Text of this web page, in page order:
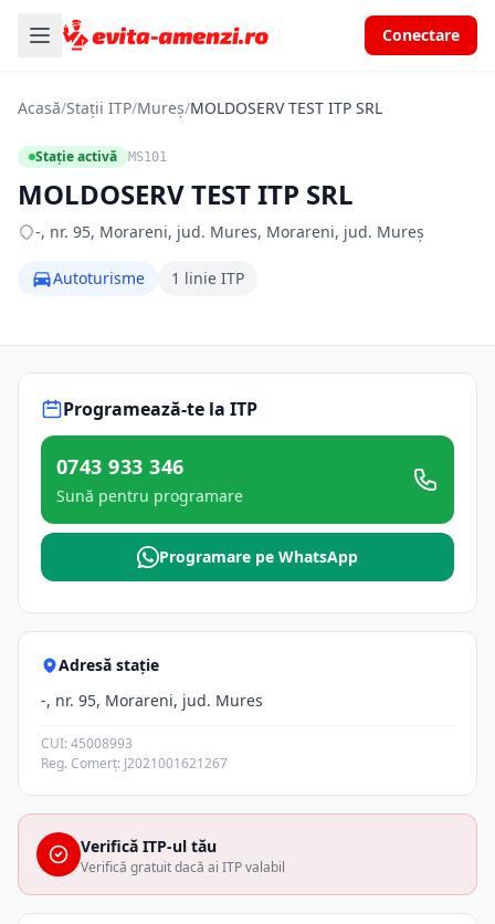
Conectare
Acasă/Stații ITP/Mureș/MOLDOSERV TEST ITP SRL
Stație activă MS101
MOLDOSERV TEST ITP SRL
-, nr. 95, Morareni, jud. Mures, Morareni, jud. Mureș
Autoturisme 1 linie ITP
Programează-te la ITP
0743 933 346
Sună pentru programare
Programare pe WhatsApp
Adresă stație
-, nr. 95, Morareni, jud. Mures
CUI: 45008993
Reg. Comerț: J2021001621267
Verifică ITP-ul tău
Verifică gratuit dacă ai ITP valabil